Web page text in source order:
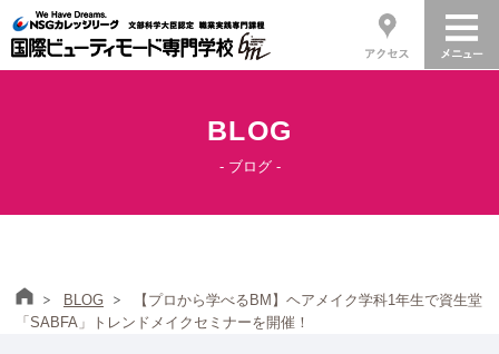
BLOG
- ブログ -
ホームBLOG
【プロから学べるBM】ヘアメイク学科1年生で資生堂
「SABFA」トレンドメイクセミナーを開催！